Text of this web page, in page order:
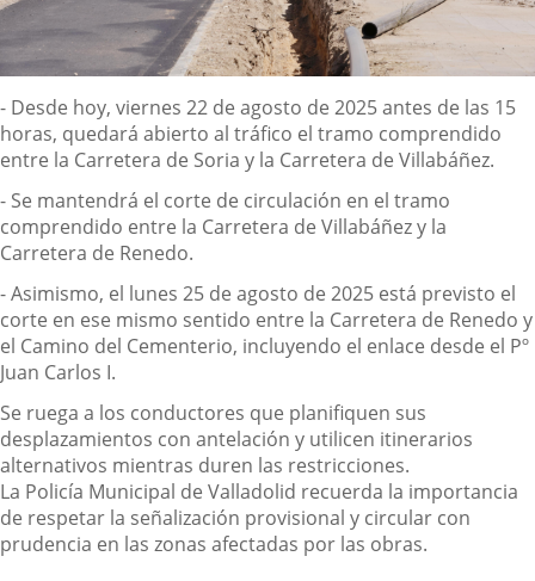
Descripción
- Desde hoy, viernes 22 de agosto de 2025 antes de las 15
horas, quedará abierto al tráfico el tramo comprendido
entre la Carretera de Soria y la Carretera de Villabáñez.
- Se mantendrá el corte de circulación en el tramo
comprendido entre la Carretera de Villabáñez y la
Carretera de Renedo.
- Asimismo, el lunes 25 de agosto de 2025 está previsto el
corte en ese mismo sentido entre la Carretera de Renedo y
el Camino del Cementerio, incluyendo el enlace desde el Pº
Juan Carlos I.
Se ruega a los conductores que planifiquen sus
desplazamientos con antelación y utilicen itinerarios
alternativos mientras duren las restricciones.
La Policía Municipal de Valladolid recuerda la importancia
de respetar la señalización provisional y circular con
prudencia en las zonas afectadas por las obras.